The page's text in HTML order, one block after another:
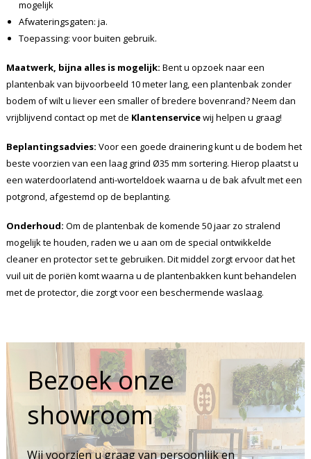
mogelijk
Afwateringsgaten: ja.
Toepassing: voor buiten gebruik.
Maatwerk, bijna alles is mogelijk: Bent u opzoek naar een
plantenbak van bijvoorbeeld 10 meter lang, een plantenbak zonder
bodem of wilt u liever een smaller of bredere bovenrand? Neem dan
vrijblijvend contact op met de Klantenservicewij helpen u graag!
Beplantingsadvies: Voor een goede drainering kunt u de bodem het
beste voorzien van een laag grind Ø35 mm sortering. Hierop plaatst u
een waterdoorlatend anti-worteldoek waarna u de bak afvult met een
potgrond, afgestemd op de beplanting.
Onderhoud: Om de plantenbak de komende 50 jaar zo stralend
mogelijk te houden, raden we u aan om de special ontwikkelde
cleaner en protector set te gebruiken. Dit middel zorgt ervoor dat het
vuil uit de poriën komt waarna u de plantenbakken kunt behandelen
met de protector, die zorgt voor een beschermende waslaag.
Bezoek onze
showroom
Wij voorzien u graag van persoonlijk en